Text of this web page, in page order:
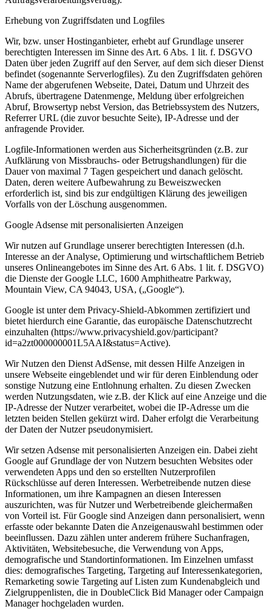
Erhebung von Zugriffsdaten und Logfiles
Wir, bzw. unser Hostinganbieter, erhebt auf Grundlage unserer
berechtigten Interessen im Sinne des Art. 6 Abs. 1 lit. f. DSGVO
Daten über jeden Zugriff auf den Server, auf dem sich dieser Dienst
befindet (sogenannte Serverlogfiles). Zu den Zugriffsdaten gehören
Name der abgerufenen Webseite, Datei, Datum und Uhrzeit des
Abrufs, übertragene Datenmenge, Meldung über erfolgreichen
Abruf, Browsertyp nebst Version, das Betriebssystem des Nutzers,
Referrer URL (die zuvor besuchte Seite), IP-Adresse und der
anfragende Provider.
Logfile-Informationen werden aus Sicherheitsgründen (z.B. zur
Aufklärung von Missbrauchs- oder Betrugshandlungen) für die
Dauer von maximal 7 Tagen gespeichert und danach gelöscht.
Daten, deren weitere Aufbewahrung zu Beweiszwecken
erforderlich ist, sind bis zur endgültigen Klärung des jeweiligen
Vorfalls von der Löschung ausgenommen.
Google Adsense mit personalisierten Anzeigen
Wir nutzen auf Grundlage unserer berechtigten Interessen (d.h.
Interesse an der Analyse, Optimierung und wirtschaftlichem Betrieb
unseres Onlineangebotes im Sinne des Art. 6 Abs. 1 lit. f. DSGVO)
die Dienste der Google LLC, 1600 Amphitheatre Parkway,
Mountain View, CA 94043, USA, („Google“).
Google ist unter dem Privacy-Shield-Abkommen zertifiziert und
bietet hierdurch eine Garantie, das europäische Datenschutzrecht
einzuhalten (https://www.privacyshield.gov/participant?
id=a2zt000000001L5AAI&status=Active).
Wir Nutzen den Dienst AdSense, mit dessen Hilfe Anzeigen in
unsere Webseite eingeblendet und wir für deren Einblendung oder
sonstige Nutzung eine Entlohnung erhalten. Zu diesen Zwecken
werden Nutzungsdaten, wie z.B. der Klick auf eine Anzeige und die
IP-Adresse der Nutzer verarbeitet, wobei die IP-Adresse um die
letzten beiden Stellen gekürzt wird. Daher erfolgt die Verarbeitung
der Daten der Nutzer pseudonymisiert.
Wir setzen Adsense mit personalisierten Anzeigen ein. Dabei zieht
Google auf Grundlage der von Nutzern besuchten Websites oder
verwendeten Apps und den so erstellten Nutzerprofilen
Rückschlüsse auf deren Interessen. Werbetreibende nutzen diese
Informationen, um ihre Kampagnen an diesen Interessen
auszurichten, was für Nutzer und Werbetreibende gleichermaßen
von Vorteil ist. Für Google sind Anzeigen dann personalisiert, wenn
erfasste oder bekannte Daten die Anzeigenauswahl bestimmen oder
beeinflussen. Dazu zählen unter anderem frühere Suchanfragen,
Aktivitäten, Websitebesuche, die Verwendung von Apps,
demografische und Standortinformationen. Im Einzelnen umfasst
dies: demografisches Targeting, Targeting auf Interessenkategorien,
Remarketing sowie Targeting auf Listen zum Kundenabgleich und
Zielgruppenlisten, die in DoubleClick Bid Manager oder Campaign
Manager hochgeladen wurden.